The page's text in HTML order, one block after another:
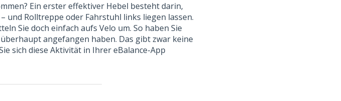
Ein erster effektiver Hebel besteht darin,
und Rolltreppe oder Fahrstuhl links liegen lassen.
Sie doch einfach aufs Velo um. So haben Sie
angefangen haben. Das gibt zwar keine
sich diese Aktivität in Ihrer eBalance-App